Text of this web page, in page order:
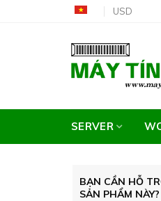
USD
SERVER
BẠN CẦN HỖ
SẢN PHẨM NÀY?